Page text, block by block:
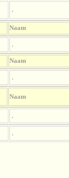
.
Naam
.
Naam
.
Naam
.
.